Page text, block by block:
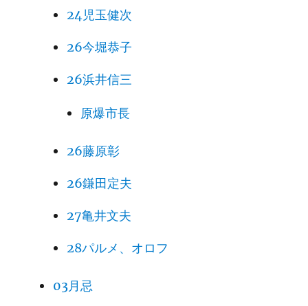
24児玉健次
26今堀恭子
26浜井信三
原爆市長
26藤原彰
26鎌田定夫
27亀井文夫
28パルメ、オロフ
03月忌